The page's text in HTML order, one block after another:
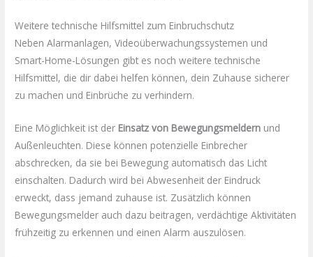
Weitere technische Hilfsmittel zum Einbruchschutz
Neben Alarmanlagen, Videoüberwachungssystemen und
Smart-Home-Lösungen gibt es noch weitere technische
Hilfsmittel, die dir dabei helfen können, dein Zuhause sicherer
zu machen und Einbrüche zu verhindern.
Eine Möglichkeit ist der Einsatz von Bewegungsmeldern und
Außenleuchten. Diese können potenzielle Einbrecher
abschrecken, da sie bei Bewegung automatisch das Licht
einschalten. Dadurch wird bei Abwesenheit der Eindruck
erweckt, dass jemand zuhause ist. Zusätzlich können
Bewegungsmelder auch dazu beitragen, verdächtige Aktivitäten
frühzeitig zu erkennen und einen Alarm auszulösen.